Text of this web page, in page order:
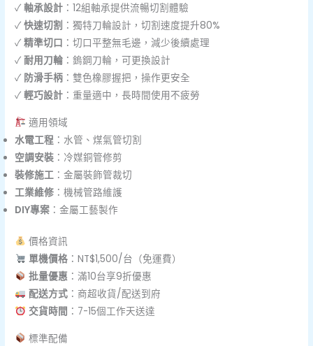
✓軸承設計 ：12組軸承提供流暢切割體驗
✓快速切割 ：獨特刀輪設計，切割速度提升80%
✓精準切口 ：切口平整無毛邊，減少後續處理
✓耐用刀輪 ：鎢鋼刀輪，可更換設計
✓ 防滑手柄 ：雙色橡膠握把，操作更安全
✓輕巧設計 ：重量適中，長時間使用不疲勞
適用領域
水電工程 ：水管、煤氣管切割
空調安裝 ：冷媒銅管修剪
裝修施工 ：金屬裝飾管裁切
工業維修 ：機械管路維護
DIY專案 ：金屬工藝製作
價格資訊
單機價格：NT$1,500/台（免運費）
批量優惠 ：滿10台享9折優惠
配送方式：商超收貨/配送到府
交貨時間 ：7-15個工作天送達
標準配備